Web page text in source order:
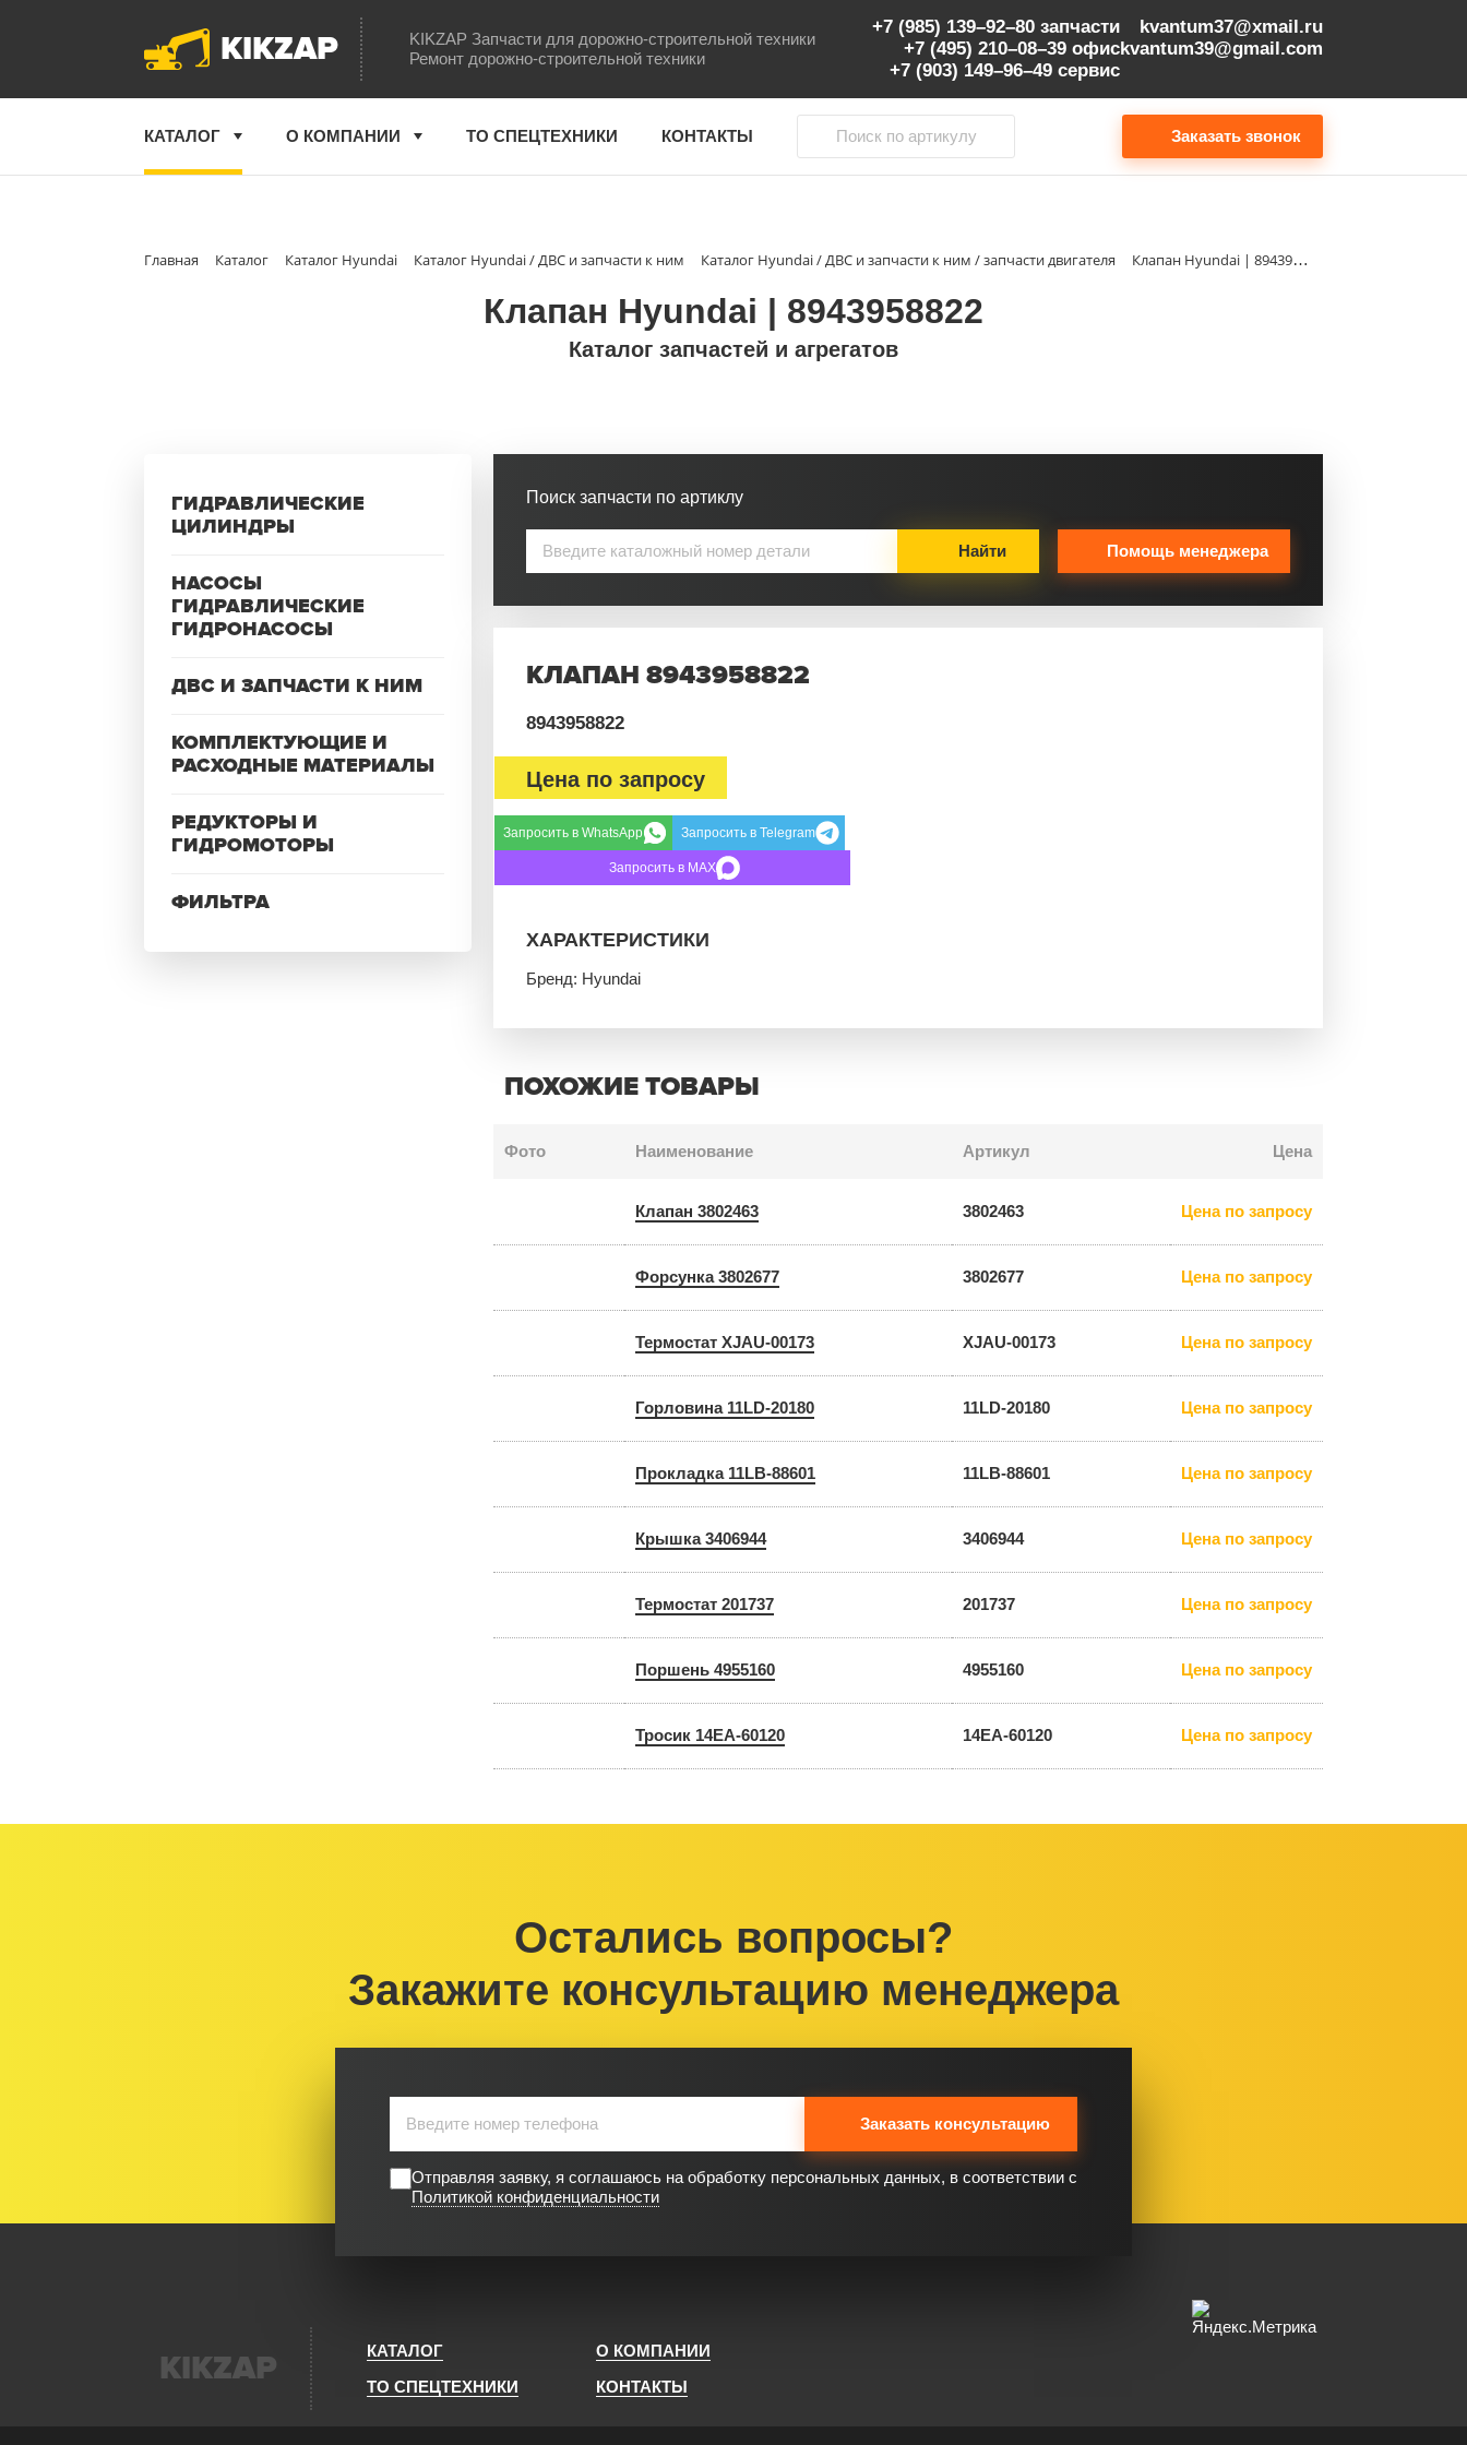
KIKZAP
KIKZAP Запчасти для дорожно-строительной техники
Ремонт дорожно-строительной техники
+7 (985) 139–92–80 запчасти
+7 (495) 210–08–39 офис
+7 (903) 149–96–49 сервис
kvantum37@xmail.ru
kvantum39@gmail.com
КАТАЛОГ О КОМПАНИИ ТО СПЕЦТЕХНИКИ КОНТАКТЫ Заказать звонок
Главная Каталог Каталог Hyundai Каталог Hyundai / ДВС и запчасти к ним Каталог Hyundai / ДВС и запчасти к ним / запчасти двигателя Клапан Hyundai | 8943958822
Клапан Hyundai | 8943958822
Каталог запчастей и агрегатов
ГИДРАВЛИЧЕСКИЕ
ЦИЛИНДРЫ
НАСОСЫ
ГИДРАВЛИЧЕСКИЕ
ГИДРОНАСОСЫ
ДВС И ЗАПЧАСТИ К НИМ
КОМПЛЕКТУЮЩИЕ И
РАСХОДНЫЕ МАТЕРИАЛЫ
РЕДУКТОРЫ И
ГИДРОМОТОРЫ
ФИЛЬТРА
Поиск запчасти по артиклу
Найти Помощь менеджера
КЛАПАН 8943958822
8943958822
Цена по запросу
Запросить в WhatsApp Запросить в Telegram
Запросить в MAX
ХАРАКТЕРИСТИКИ
Бренд: Hyundai
ПОХОЖИЕ ТОВАРЫ
Фото Наименование Артикул Цена
Клапан 3802463 3802463 Цена по запросу
Форсунка 3802677 3802677 Цена по запросу
Термостат XJAU-00173 XJAU-00173 Цена по запросу
Горловина 11LD-20180 11LD-20180 Цена по запросу
Прокладка 11LB-88601 11LB-88601 Цена по запросу
Крышка 3406944 3406944 Цена по запросу
Термостат 201737 201737 Цена по запросу
Поршень 4955160 4955160 Цена по запросу
Тросик 14EA-60120 14EA-60120 Цена по запросу
Остались вопросы?
Закажите консультацию менеджера
Заказать консультацию
Отправляя заявку, я соглашаюсь на обработку персональных данных, в соответствии с
Политикой конфиденциальности
KIKZAP КАТАЛОГ
О КОМПАНИИ
ТО СПЕЦТЕХНИКИ
КОНТАКТЫ